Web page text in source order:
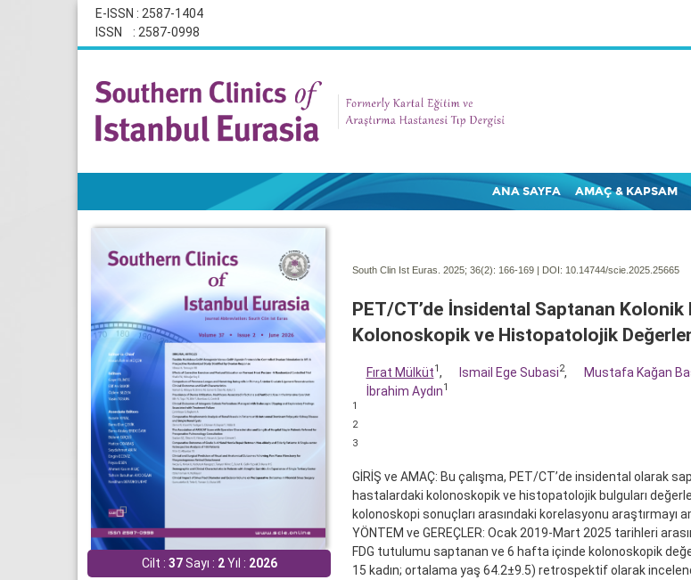
E-ISSN : 2587-1404
ISSN : 2587-0998
ANA SAYFA AMAÇ & KAPSAM
Cilt : 37Sayı : 2Yıl : 2026
South Clin Ist Euras. 2025; 36(2): 166-169 | DOI: 10.14744/scie.2025.25665
PET/CT’de İnsidental Saptanan Kolonik
Kolonoskopik ve Histopatolojik
Fırat Mülküt1 , Ismail Ege Subasi2, Mustafa Kağan
İbrahim Aydın1
1
2
3
GİRİŞ ve AMAÇ: Bu çalışma, PET/CT’de insidental olarak
hastalardaki kolonoskopik ve histopatolojik bulguları
kolonoskopi sonuçları arasındaki korelasyonu araştırmayı
YÖNTEM ve GEREÇLER: Ocak 2019-Mart 2025 tarihleri
FDG tutulumu saptanan ve 6 hafta içinde kolonoskopik
15 kadın; ortalama yaş 64.2±9.5) retrospektif olarak